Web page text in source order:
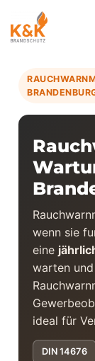
springen
wenn sie
eine
warten
ideal für
DIN 14676